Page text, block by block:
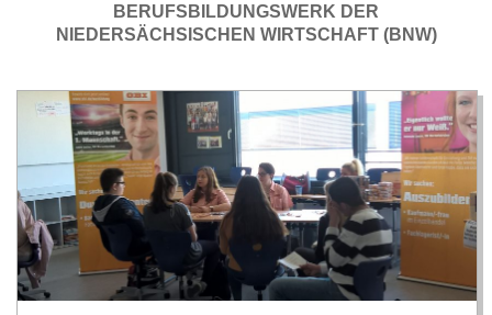
O
N
O
R
E
BERUFSBILDUNGSWERK DER
NIEDERSÄCHSISCHEN WIRTSCHAFT (BNW)